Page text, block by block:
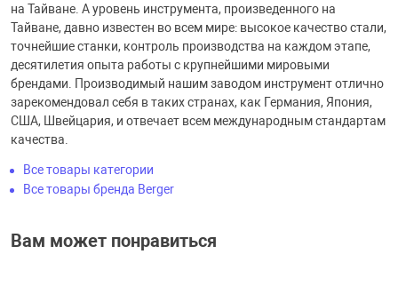
на Тайване. А уровень инструмента, произведенного на
Тайване, давно известен во всем мире: высокое качество стали,
точнейшие станки, контроль производства на каждом этапе,
десятилетия опыта работы с крупнейшими мировыми
брендами. Производимый нашим заводом инструмент отлично
зарекомендовал себя в таких странах, как Германия, Япония,
США, Швейцария, и отвечает всем международным стандартам
качества.
Все товары категории
Все товары бренда Berger
Вам может понравиться